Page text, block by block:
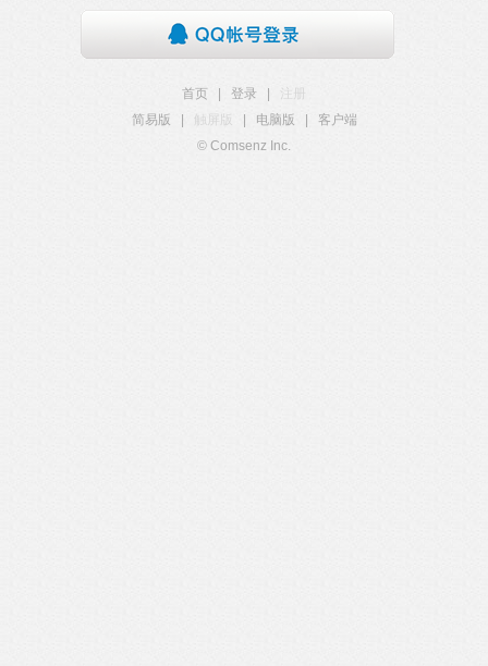
首页 登录
注册
简易版
触屏版 电脑版
客户端
© Comsenz Inc.